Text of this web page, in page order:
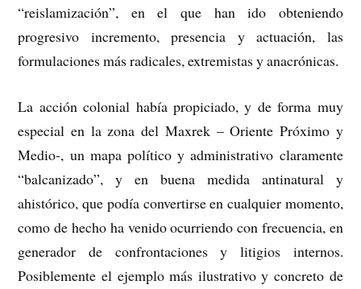
“reislamización”, en el que han ido obteniendo
progresivo incremento, presencia y actuación, las
formulaciones más radicales, extremistas y anacrónicas.
La acción colonial había propiciado, y de forma muy
especial en la zona del Maxrek – Oriente Próximo y
Medio-, un mapa político y administrativo claramente
“balcanizado”, y en buena medida antinatural y
ahistórico, que podía convertirse en cualquier momento,
como de hecho ha venido ocurriendo con frecuencia, en
generador de confrontaciones y litigios internos.
Posiblemente el ejemplo más ilustrativo y concreto de